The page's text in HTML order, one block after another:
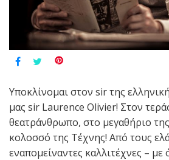
Υποκλίνομαι στον sir της
μας sir Laurence Olivier! Στον
θεατράνθρωπο, στο μεγαθήριο
κολοσσό της Τέχνης! Από τους
εναπομείναντες καλλιτέχνες –